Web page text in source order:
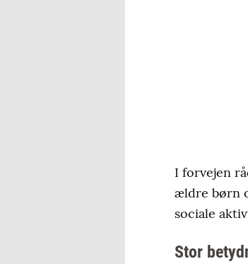
I forvejen
ældre børn
sociale
Stor